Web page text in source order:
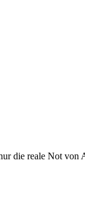
die reale Not von